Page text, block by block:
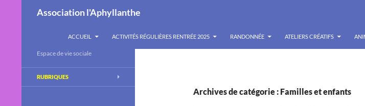
Association l'Aphyllanthe
ACCUEIL
ACTIVITÉS RÉGULIÈRES RENTRÉE 2025 RANDONNÉE ATELIERS CRÉATIFS
Archives de catégorie : Familles et enfants
Espace de vie sociale
RUBRIQUES